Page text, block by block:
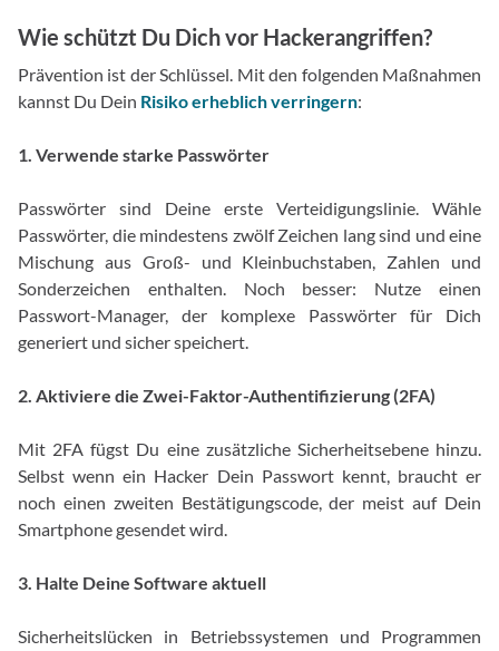
Wie schützt Du Dich vor Hackerangriffen?
Prävention ist der Schlüssel. Mit den folgenden Maßnahmen
kannst Du Dein Risiko erheblich verringern:
1. Verwende starke Passwörter
Passwörter sind Deine erste Verteidigungslinie. Wähle
Passwörter, die mindestens zwölf Zeichen lang sind und eine
Mischung aus Groß- und Kleinbuchstaben, Zahlen und
Sonderzeichen enthalten. Noch besser: Nutze einen
Passwort-Manager, der komplexe Passwörter für Dich
generiert und sicher speichert.
2. Aktiviere die Zwei-Faktor-Authentifizierung (2FA)
Mit 2FA fügst Du eine zusätzliche Sicherheitsebene hinzu.
Selbst wenn ein Hacker Dein Passwort kennt, braucht er
noch einen zweiten Bestätigungscode, der meist auf Dein
Smartphone gesendet wird.
3. Halte Deine Software aktuell
Sicherheitslücken in Betriebssystemen und Programmen